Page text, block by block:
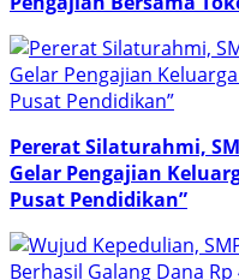
Pererat Silaturahmi,
Gelar Pengajian
Pusat Pendidikan”